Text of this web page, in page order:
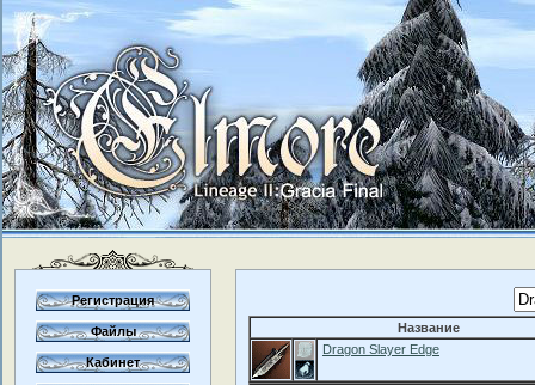
Регистрация
Файлы
Кабинет
Название
Dragon Slayer Edge